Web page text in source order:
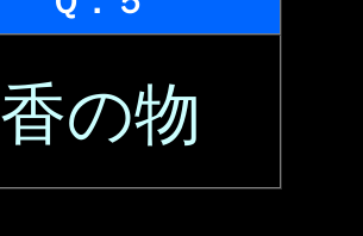
香の物